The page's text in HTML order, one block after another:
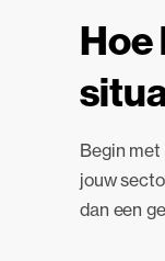
Hoe
Begin met
jouw
dan een